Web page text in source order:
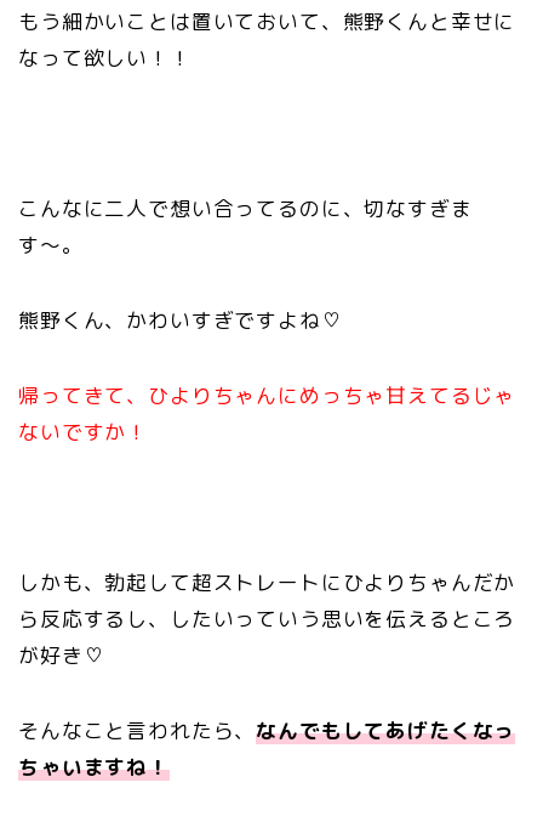
もう細かいことは置いておいて、熊野くんと幸せに
なって欲しい！！
こんなに二人で想い合ってるのに、切なすぎま
す〜。
熊野くん、かわいすぎですよね♡
帰ってきて、ひよりちゃんにめっちゃ甘えてるじゃ
ないですか！
しかも、勃起して超ストレートにひよりちゃんだか
ら反応するし、したいっていう思いを伝えるところ
が好き♡
そんなこと言われたら、なんでもしてあげたくなっ
ちゃいますね！